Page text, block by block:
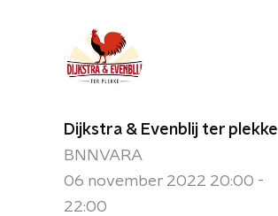
Dijkstra & Evenblij ter plekke
BNNVARA
06 november 2022 20:00 -
22:00